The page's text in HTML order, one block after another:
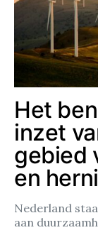
Het
inzet
gebied
en
Nederland
aan